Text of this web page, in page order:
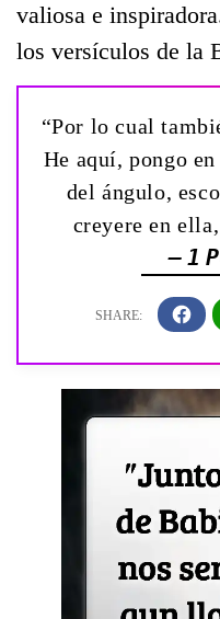
valiosa e
los versículos de la
“Por lo cual
He aquí, pongo
del ángulo,
creyere en
— 1